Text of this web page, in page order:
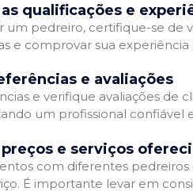
qualificações e
um pedreiro, certifique-se de
e comprovar sua
e avaliações
e verifique avaliações de
um profissional confiável
e serviços
com diferentes
É importante levar em